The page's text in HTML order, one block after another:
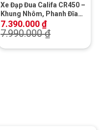
Xe Đạp Đua Califa CR450 –
Khung Nhôm, Phanh Đĩa
Cơ
7.390.000₫
7.990.000₫